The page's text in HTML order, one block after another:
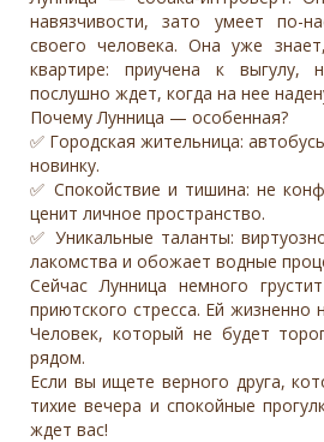
навязчивости, зато умеет по-
своего человека. Она уже
квартире: приучена к выгулу,
послушно ждет, когда на нее
Почему Лунница — особенная?
✅ Городская жительница:
новинку.
✅ Спокойствие и тишина: не
ценит личное пространство.
✅ Уникальные таланты:
лакомства и обожает водные
Сейчас Лунница немного
приютского стресса. Ей
Человек, который не будет
рядом.
Если вы ищете верного друга,
тихие вечера и спокойные
ждет вас!